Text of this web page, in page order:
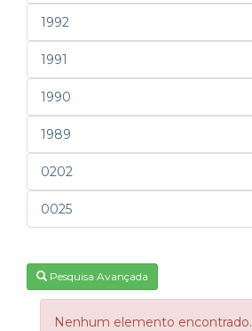
1992
1991
1990
1989
0202
0025
Pesquisa Avançada
Nenhum elemento encontrado.